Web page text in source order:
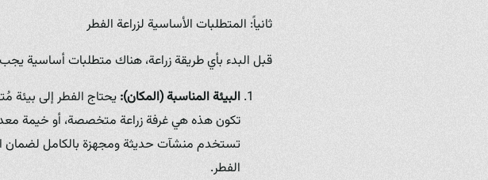
ثانياً: المتطلبات الأساسية لزراعة الفطر
قبل البدء بأي طريقة زراعة، هناك متطلبات أساسية
البيئة المناسبة (المكان): يحتاج الفطر إلى بيئة
تكون هذه هي غرفة زراعة متخصصة، أو خيمة
تستخدم منشآت حديثة ومجهزة بالكامل لضمان
الفطر.